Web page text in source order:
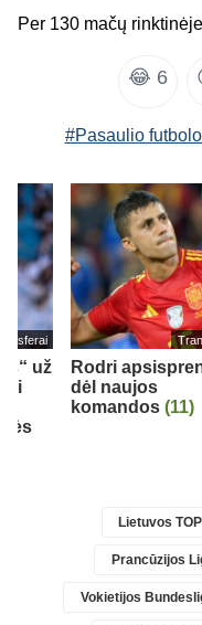
Per 130 mačų
😂 6
#Pasaulio
už
Rodri
dėl naujos
komandos (11)
Lietuvos
Prancūzijos
Vokietijos